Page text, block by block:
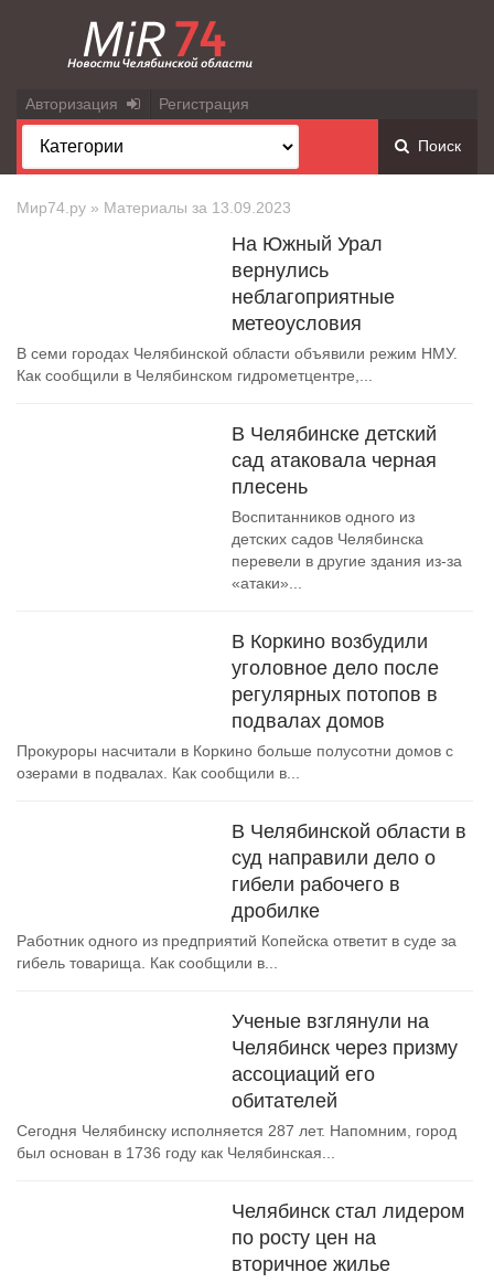
Авторизация Регистрация
Поиск
Мир74.ру » Материалы за 13.09.2023
На Южный Урал
вернулись
неблагоприятные
метеоусловия
В семи городах Челябинской области объявили режим НМУ.
Как сообщили в Челябинском гидрометцентре,...
В Челябинске детский
сад атаковала черная
плесень
Воспитанников одного из
детских садов Челябинска
перевели в другие здания из-за
«атаки»...
В Коркино возбудили
уголовное дело после
регулярных потопов в
подвалах домов
Прокуроры насчитали в Коркино больше полусотни домов с
озерами в подвалах. Как сообщили в...
В Челябинской области в
суд направили дело о
гибели рабочего в
дробилке
Работник одного из предприятий Копейска ответит в суде за
гибель товарища. Как сообщили в...
Ученые взглянули на
Челябинск через призму
ассоциаций его
обитателей
Сегодня Челябинску исполняется 287 лет. Напомним, город
был основан в 1736 году как Челябинская...
Челябинск стал лидером
по росту цен на
вторичное жилье